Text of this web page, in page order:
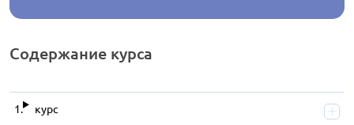
Содержание курса
курс